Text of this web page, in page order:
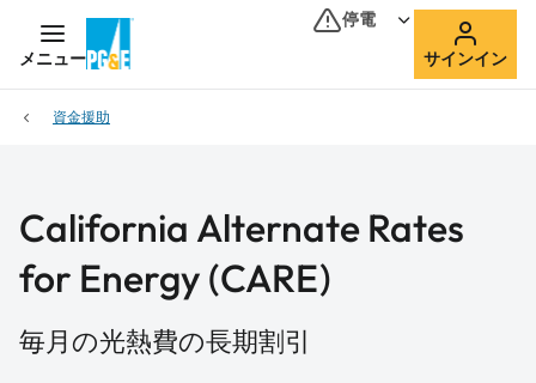
メニュー
停電
サインイン
資金援助
California Alternate Rates
for Energy (CARE)
毎月の光熱費の長期割引